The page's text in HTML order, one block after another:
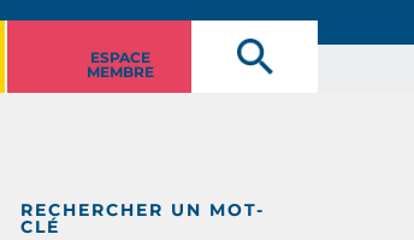
ESPACE
MEMBRE
RECHERCHER UN MOT-
CLÉ